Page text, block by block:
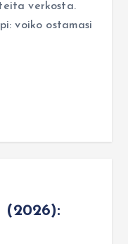
verkosta.
voiko ostamasi
(2026):